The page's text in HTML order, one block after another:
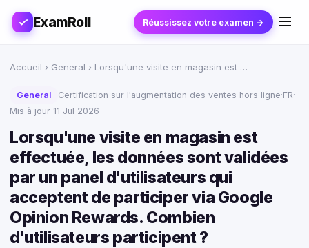
ExamRoll Réussissez votre examen →
Accueil › General › Lorsqu'une visite en magasin est …
General Certification sur l'augmentation des ventes hors ligne·FR·
Mis à jour 11 Jul 2026
Lorsqu'une visite en magasin est
effectuée, les données sont validées
par un panel d'utilisateurs qui
acceptent de participer via Google
Opinion Rewards. Combien
d'utilisateurs participent ?